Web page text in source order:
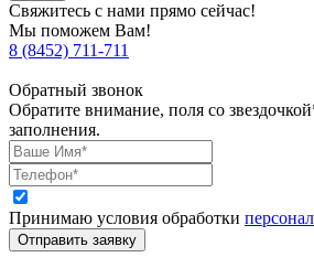
Свяжитесь с нами прямо сейчас!
Мы поможем Вам!
8 (8452) 711-711
Обратный звонок
Обратите внимание, поля со
заполнения.
Принимаю условия обработки
Отправить заявку